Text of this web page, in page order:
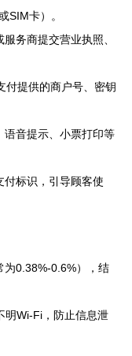
SIM卡）。
务商提交营业执照、
付提供的商户号、密钥
语音提示、小票打印等
付标识，引导顾客使
为0.38%-0.6%），结
明Wi-Fi，防止信息泄